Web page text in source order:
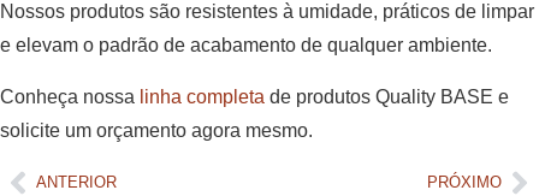
Nossos produtos são resistentes à umidade, práticos de limpar
e elevam o padrão de acabamento de qualquer ambiente.
Conheça nossa linha completa de produtos Quality BASE e
solicite um orçamento agora mesmo.
ANTERIOR PRÓXIMO